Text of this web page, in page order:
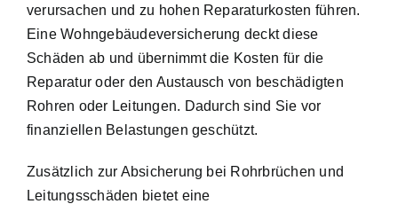
verursachen und zu hohen Reparaturkosten führen.
Eine Wohngebäudeversicherung deckt diese
Schäden ab und übernimmt die Kosten für die
Reparatur oder den Austausch von beschädigten
Rohren oder Leitungen. Dadurch sind Sie vor
finanziellen Belastungen geschützt.
Zusätzlich zur Absicherung bei Rohrbrüchen und
Leitungsschäden bietet eine